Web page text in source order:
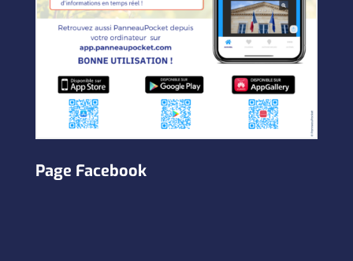
Page Facebook